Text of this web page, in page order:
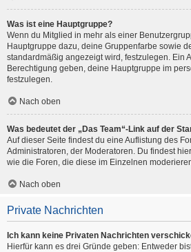
Was ist eine Hauptgruppe?
Wenn du Mitglied in mehr als einer
Hauptgruppe dazu, deine Gruppenfarbe sowie
standardmäßig angezeigt wird, festzulegen. Ein
Berechtigung geben, deine Hauptgruppe im
festzulegen.
Nach oben
Was bedeutet der „Das Team“-Link auf der
Auf dieser Seite findest du eine Auflistung des
Administratoren, der Moderatoren. Du findest
wie die Foren, die diese im Einzelnen
Nach oben
Private Nachrichten
Ich kann keine Privaten Nachrichten
Hierfür kann es drei Gründe geben: Entweder